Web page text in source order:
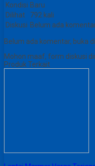
Kondisi Baru
Dilihat
792 kali
Diskusi Belum ada
Belum ada komentar, buka
Mohon maaf, form diskusi
Produk Terkait